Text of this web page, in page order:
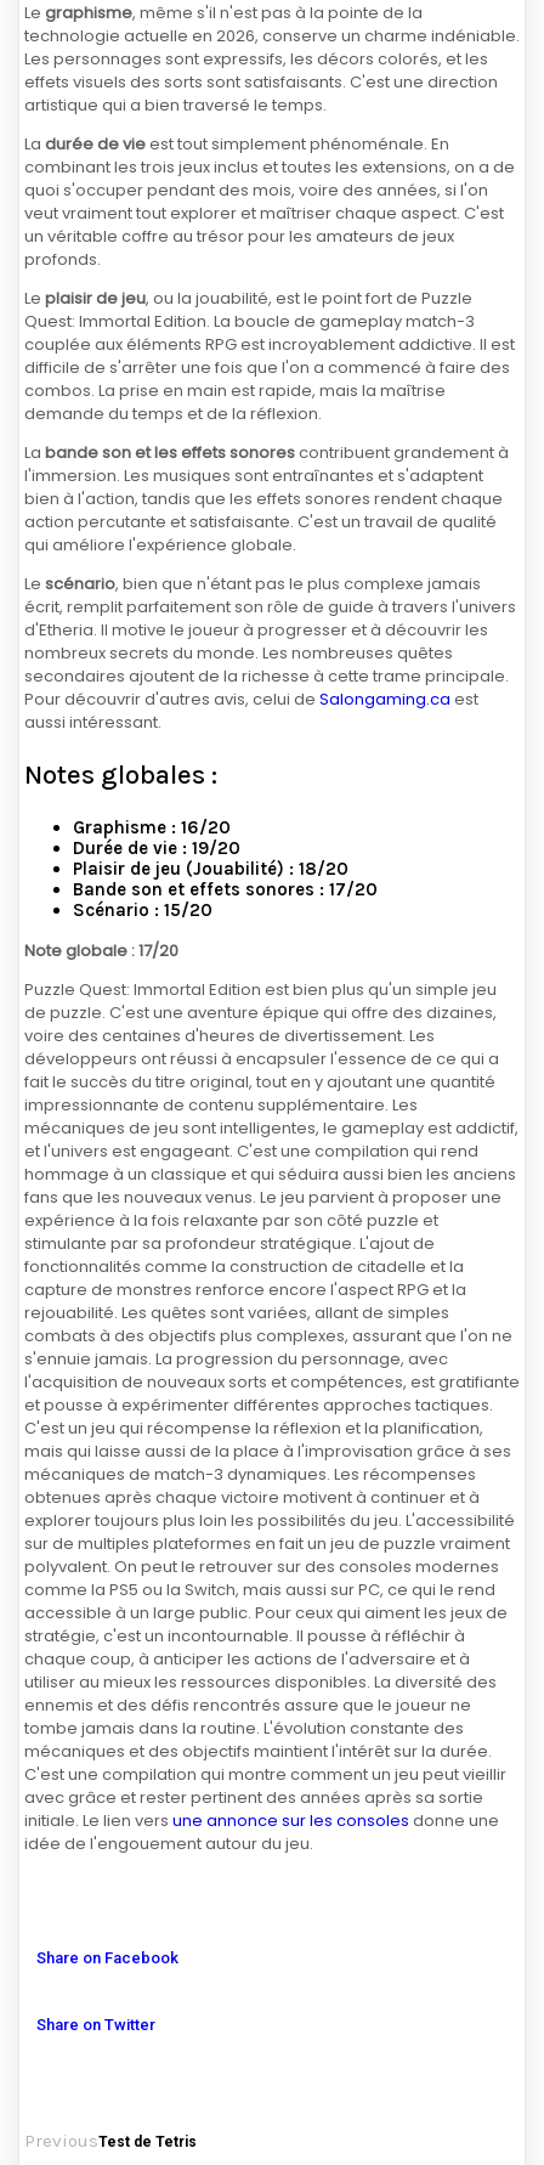
Le graphisme, même s'il n'est pas à la pointe de la
technologie actuelle en 2026, conserve un charme indéniable.
Les personnages sont expressifs, les décors colorés, et les
effets visuels des sorts sont satisfaisants. C'est une direction
artistique qui a bien traversé le temps.
La durée de vieest tout simplement phénoménale. En
combinant les trois jeux inclus et toutes les extensions, on a de
quoi s'occuper pendant des mois, voire des années, si l'on
veut vraiment tout explorer et maîtriser chaque aspect. C'est
un véritable coffre au trésor pour les amateurs de jeux
profonds.
Le plaisir de jeu, ou la jouabilité, est le point fort de Puzzle
Quest: Immortal Edition. La boucle de gameplay match-3
couplée aux éléments RPG est incroyablement addictive. Il est
difficile de s'arrêter une fois que l'on a commencé à faire des
combos. La prise en main est rapide, mais la maîtrise
demande du temps et de la réflexion.
La bande son et les effets sonorescontribuent grandement à
l'immersion. Les musiques sont entraînantes et s'adaptent
bien à l'action, tandis que les effets sonores rendent chaque
action percutante et satisfaisante. C'est un travail de qualité
qui améliore l'expérience globale.
Le scénario, bien que n'étant pas le plus complexe jamais
écrit, remplit parfaitement son rôle de guide à travers l'univers
d'Etheria. Il motive le joueur à progresser et à découvrir les
nombreux secrets du monde. Les nombreuses quêtes
secondaires ajoutent de la richesse à cette trame principale.
Pour découvrir d'autres avis, celui de Salongaming.ca est
aussi intéressant.
Notes globales :
Graphisme : 16/20
Durée de vie : 19/20
Plaisir de jeu (Jouabilité) : 18/20
Bande son et effets sonores : 17/20
Scénario : 15/20
Note globale : 17/20
Puzzle Quest: Immortal Edition est bien plus qu'un simple jeu
de puzzle. C'est une aventure épique qui offre des dizaines,
voire des centaines d'heures de divertissement. Les
développeurs ont réussi à encapsuler l'essence de ce qui a
fait le succès du titre original, tout en y ajoutant une quantité
impressionnante de contenu supplémentaire. Les
mécaniques de jeu sont intelligentes, le gameplay est addictif,
et l'univers est engageant. C'est une compilation qui rend
hommage à un classique et qui séduira aussi bien les anciens
fans que les nouveaux venus. Le jeu parvient à proposer une
expérience à la fois relaxante par son côté puzzle et
stimulante par sa profondeur stratégique. L'ajout de
fonctionnalités comme la construction de citadelle et la
capture de monstres renforce encore l'aspect RPG et la
rejouabilité. Les quêtes sont variées, allant de simples
combats à des objectifs plus complexes, assurant que l'on ne
s'ennuie jamais. La progression du personnage, avec
l'acquisition de nouveaux sorts et compétences, est gratifiante
et pousse à expérimenter différentes approches tactiques.
C'est un jeu qui récompense la réflexion et la planification,
mais qui laisse aussi de la place à l'improvisation grâce à ses
mécaniques de match-3 dynamiques. Les récompenses
obtenues après chaque victoire motivent à continuer et à
explorer toujours plus loin les possibilités du jeu. L'accessibilité
sur de multiples plateformes en fait un jeu de puzzle vraiment
polyvalent. On peut le retrouver sur des consoles modernes
comme la PS5 ou la Switch, mais aussi sur PC, ce qui le rend
accessible à un large public. Pour ceux qui aiment les jeux de
stratégie, c'est un incontournable. Il pousse à réfléchir à
chaque coup, à anticiper les actions de l'adversaire et à
utiliser au mieux les ressources disponibles. La diversité des
ennemis et des défis rencontrés assure que le joueur ne
tombe jamais dans la routine. L'évolution constante des
mécaniques et des objectifs maintient l'intérêt sur la durée.
C'est une compilation qui montre comment un jeu peut vieillir
avec grâce et rester pertinent des années après sa sortie
initiale. Le lien vers une annonce sur les consoles donne une
idée de l'engouement autour du jeu.
Share on Facebook
Share on Twitter
PreviousTest de Tetris